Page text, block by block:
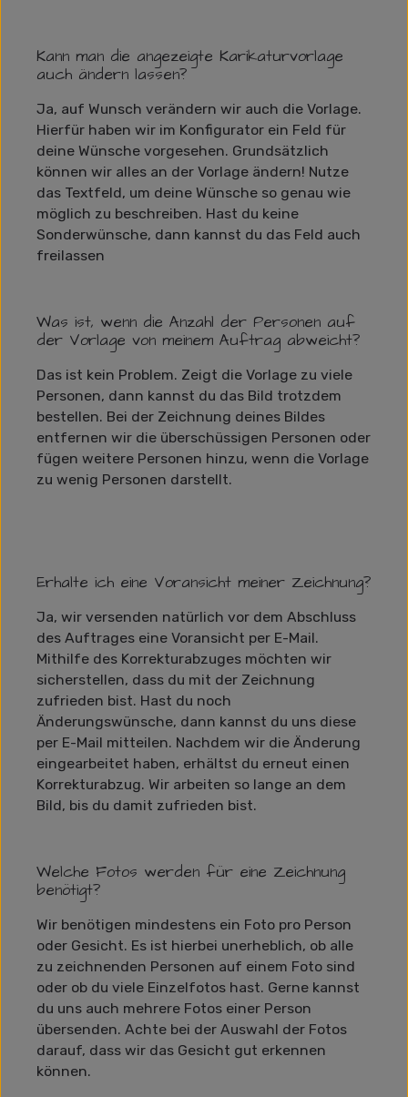
Kann man die angezeigte Karikaturvorlage
auch ändern lassen?
Ja, auf Wunsch verändern wir auch die Vorlage.
Hierfür haben wir im Konfigurator ein Feld für
deine Wünsche vorgesehen. Grundsätzlich
können wir alles an der Vorlage ändern! Nutze
das Textfeld, um deine Wünsche so genau wie
möglich zu beschreiben. Hast du keine
Sonderwünsche, dann kannst du das Feld auch
freilassen
Was ist, wenn die Anzahl der Personen auf
der Vorlage von meinem Auftrag abweicht?
Das ist kein Problem. Zeigt die Vorlage zu viele
Personen, dann kannst du das Bild trotzdem
bestellen. Bei der Zeichnung deines Bildes
entfernen wir die überschüssigen Personen oder
fügen weitere Personen hinzu, wenn die Vorlage
zu wenig Personen darstellt.
Erhalte ich eine Voransicht meiner Zeichnung?
Ja, wir versenden natürlich vor dem Abschluss
des Auftrages eine Voransicht per E-Mail.
Mithilfe des Korrekturabzuges möchten wir
sicherstellen, dass du mit der Zeichnung
zufrieden bist. Hast du noch
Änderungswünsche, dann kannst du uns diese
per E-Mail mitteilen. Nachdem wir die Änderung
eingearbeitet haben, erhältst du erneut einen
Korrekturabzug. Wir arbeiten so lange an dem
Bild, bis du damit zufrieden bist.
Welche Fotos werden für eine Zeichnung
benötigt?
Wir benötigen mindestens ein Foto pro Person
oder Gesicht. Es ist hierbei unerheblich, ob alle
zu zeichnenden Personen auf einem Foto sind
oder ob du viele Einzelfotos hast. Gerne kannst
du uns auch mehrere Fotos einer Person
übersenden. Achte bei der Auswahl der Fotos
darauf, dass wir das Gesicht gut erkennen
können.